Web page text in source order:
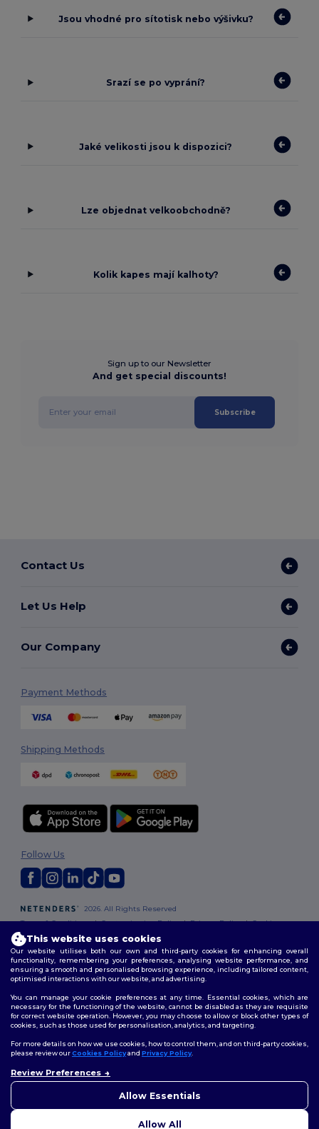
Jsou vhodné pro sítotisk nebo výšivku?
Srazí se po vyprání?
Jaké velikosti jsou k dispozici?
Lze objednat velkoobchodně?
Kolik kapes mají kalhoty?
Sign up to our Newsletter
And get special discounts!
Subscribe
Contact Us
Let Us Help
Our Company
Payment Methods
Shipping Methods
2026. All Rights Reserved
Terms & Conditions|Customization Policy|Privacy Policy|Cookies
Policy
Site Map
Follow Us
This website uses cookies
Our website utilises both our own and third-party cookies for enhancing overall
functionality, remembering your preferences, analysing website performance, and
ensuring a smooth and personalised browsing experience, including tailored content,
optimised interactions with our website, and advertising.
You can manage your cookie preferences at any time. Essential cookies, which are
necessary for the functioning of the website, cannot be disabled as they are requisite
for correct website operation. However, you may choose to allow or block other types of
cookies, such as those used for personalisation, analytics, and targeting.
For more details on how we use cookies, how to control them, and on third-party cookies,
please review ourCookies Policyand Privacy Policy.
Review Preferences
Allow Essentials
Allow All
nebo obavy, můžete nás
chatbot je tu, aby vám pomohl.